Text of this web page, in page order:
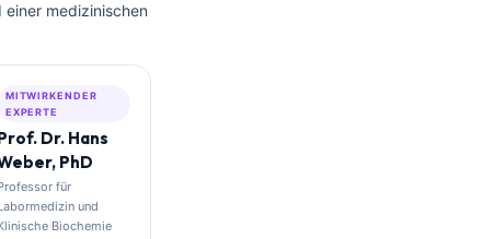
einer medizinischen
MITWIRKENDER
EXPERTE
Dr. Hans
PhD
für
und
Biochemie